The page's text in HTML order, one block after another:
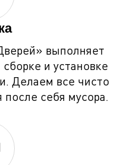
выполняет
и установке
Делаем все чисто
после себя мусора.